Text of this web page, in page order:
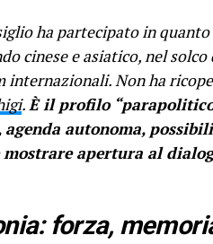
ha partecipato in
cinese e asiatico, nel
Non ha
.È il profilo
autonoma,
apertura al
forza,